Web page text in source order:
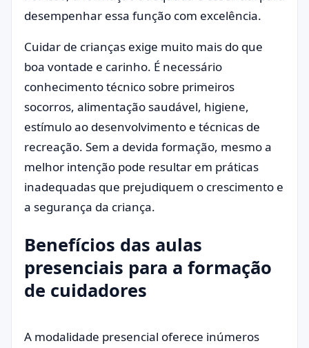
desempenhar essa função com excelência.
Cuidar de crianças exige muito mais do que
boa vontade e carinho. É necessário
conhecimento técnico sobre primeiros
socorros, alimentação saudável, higiene,
estímulo ao desenvolvimento e técnicas de
recreação. Sem a devida formação, mesmo a
melhor intenção pode resultar em práticas
inadequadas que prejudiquem o crescimento e
a segurança da criança.
Benefícios das aulas
presenciais para a formação
de cuidadores
A modalidade presencial oferece inúmeros